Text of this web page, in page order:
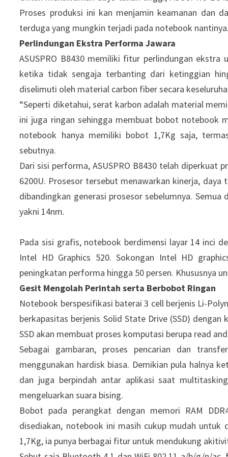
Proses produksi ini kan menjamin keamanan dan
terduga yang mungkin terjadi pada notebook
Perlindungan Ekstra Performa Jawara
ASUSPRO B8430 memiliki fitur perlindungan
ketika tidak sengaja terbanting dari ketinggian
diselimuti oleh material carbon fiber secara
“Seperti diketahui, serat karbon adalah material
ini juga ringan sehingga membuat bobot notebook
notebook hanya memiliki bobot 1,7Kg saja,
sebutnya.
Dari sisi performa, ASUSPRO B8430 telah diperkuat
6200U. Prosesor tersebut menawarkan kinerja,
dibandingkan generasi prosesor sebelumnya.
yakni 14nm.
Pada sisi grafis, notebook berdimensi layar 14 inci
Intel HD Graphics 520. Sokongan Intel HD
peningkatan performa hingga 50 persen. Khususnya
Gesit Mengolah Perintah serta Berbobot Ringan
Notebook berspesifikasi baterai 3 cell berjenis Li-
berkapasitas berjenis Solid State Drive (SSD)
SSD akan membuat proses komputasi berupa read
Sebagai gambaran, proses pencarian dan
menggunakan hardisk biasa. Demikian pula halnya
dan juga berpindah antar aplikasi saat
mengeluarkan suara bising.
Bobot pada perangkat dengan memori RAM
disediakan, notebook ini masih cukup mudah untuk
1,7Kg, ia punya berbagai fitur untuk mendukung